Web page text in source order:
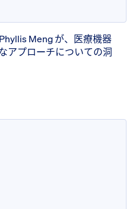
Meng が、医療機器
アプローチについての洞